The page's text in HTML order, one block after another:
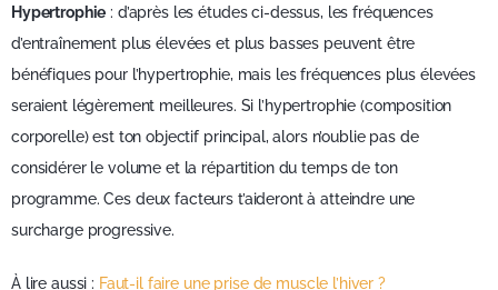
Hypertrophie : d’après les études ci-dessus, les fréquences
d’entraînement plus élevées et plus basses peuvent être
bénéfiques pour l’hypertrophie, mais les fréquences plus élevées
seraient légèrement meilleures. Si l’hypertrophie (composition
corporelle) est ton objectif principal, alors n’oublie pas de
considérer le volume et la répartition du temps de ton
programme. Ces deux facteurs t’aideront à atteindre une
surcharge progressive.
À lire aussi : Faut-il faire une prise de muscle l’hiver ?